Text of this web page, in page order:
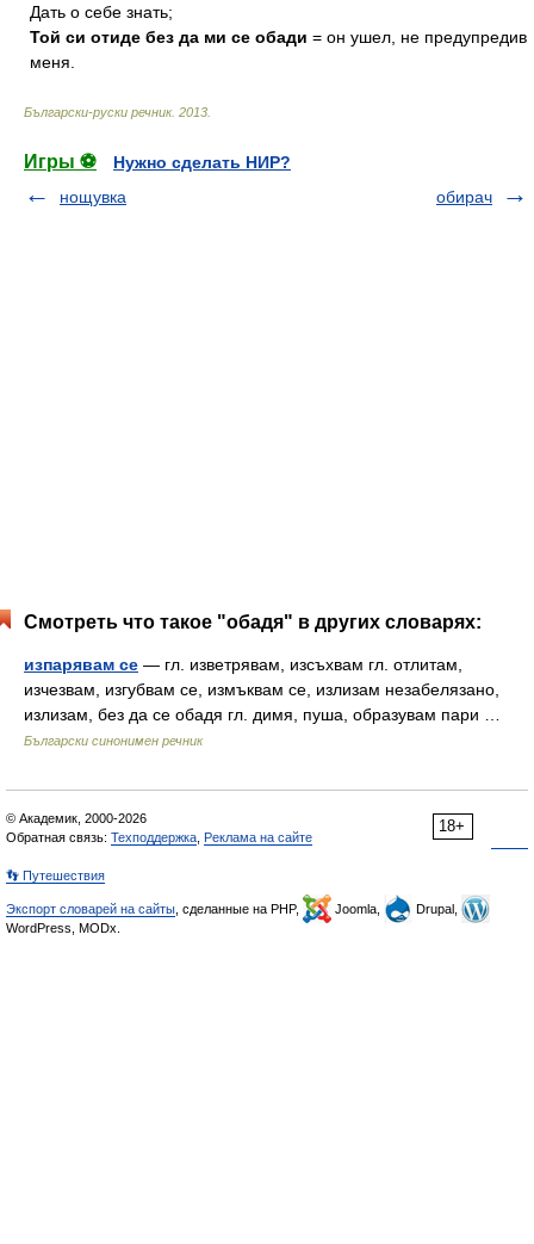
Дать о себе знать;
Той си отиде без да ми се обади = он ушел, не предупредив
меня.
Български-руски речник. 2013
Игры ⚽
Нужно сделать НИР?
нощувка
обирач
Смотреть что такое "обадя" в других словарях:
изпарявам се — гл. изветрявам, изсъхвам гл. отлитам,
изчезвам, изгубвам се, измъквам се, излизам незабелязано,
излизам, без да се обадя гл. димя, пуша, образувам пари …
Български синонимен речник
18+
© Академик, 2000-2026
Обратная связь: Техподдержка Реклама на сайте
👣 Путешествия
Экспорт словарей на сайты , сделанные на PHP, Joomla,
Drupal,
WordPress, MODx.